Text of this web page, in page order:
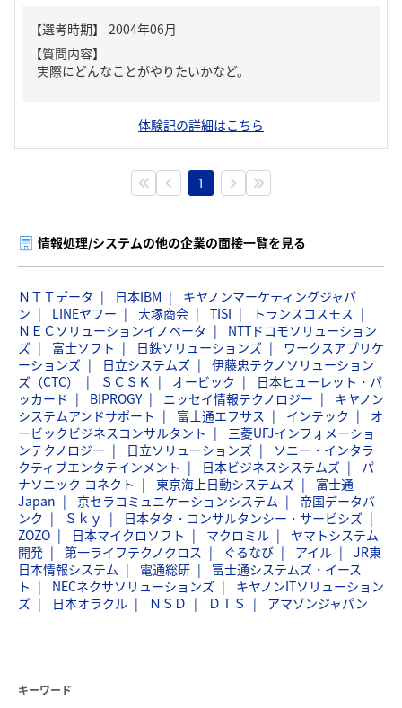
【質問内容】
実際にどんなことがやりたいかなど。
体験記の詳細はこちら
1
情報処理/システムの他の企業の面接一覧を見る
ＮＴＴデータ 日本IBM
キヤノンマーケティングジャパ
ン
LINEヤフー 大塚商会 TISI
トランスコスモス
ＮＥＣソリューションイノベータ
NTTドコモソリューション
ズ
富士ソフト 日鉄ソリューションズ
ワークスアプリケ
ーションズ
日立システムズ
伊藤忠テクノソリューション
ズ（CTC）
ＳＣＳＫ オービック
日本ヒューレット・パ
ッカード
BIPROGY ニッセイ情報テクノロジー
キヤノン
システムアンドサポート
富士通エフサス インテック
オ
ービックビジネスコンサルタント
三菱UFJインフォメーショ
ンテクノロジー
日立ソリューションズ
ソニー・インタラ
クティブエンタテインメント
日本ビジネスシステムズ
パ
ナソニック コネクト
東京海上日動システムズ
富士通
Japan
京セラコミュニケーションシステム
帝国データバ
ンク
Ｓｋｙ
日本タタ・コンサルタンシー・サービシズ
ZOZO
日本マイクロソフト マクロミル
ヤマトシステム
開発
第一ライフテクノクロス ぐるなび アイル
JR東
日本情報システム
電通総研
富士通システムズ・イース
ト
NECネクサソリューションズ
キヤノンITソリューション
ズ
日本オラクル ＮＳＤ ＤＴＳ アマゾンジャパン
キーワード